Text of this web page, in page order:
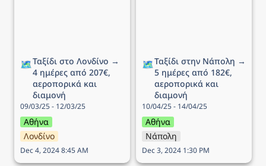
🗺️Ταξίδι στο Λονδίνο →
4 ημέρες από 207€,
αεροπορικά και
διαμονή
09/03/25 - 12/03/25
Αθήνα
Λονδίνο
Dec 4, 2024 8:45 AM
🗺️Ταξίδι στην Νάπολη →
5 ημέρες από 182€,
αεροπορικά και
διαμονή
10/04/25 - 14/04/25
Αθήνα
Νάπολη
Dec 3, 2024 1:30 PM